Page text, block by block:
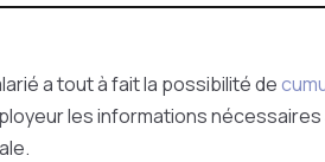
a tout à fait la possibilité de
les informations